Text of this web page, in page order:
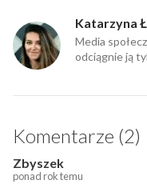
Katarzyna
Media
odciągnie ją
Komentarze (2)
Zbyszek
ponad rok temu